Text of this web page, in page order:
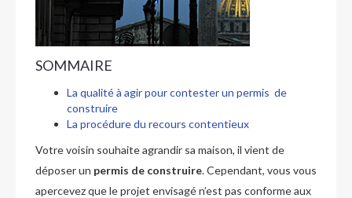
SOMMAIRE
La qualité à agir pour contester un permis de
construire
La procédure du recours contentieux
Votre voisin souhaite agrandir sa maison, il vient de
déposer un permis de construire. Cependant, vous vous
apercevez que le projet envisagé n’est pas conforme aux